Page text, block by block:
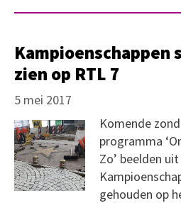
zien op RTL 7
5 mei 2017
Komende
programma
Zo’ beelden
gehouden op